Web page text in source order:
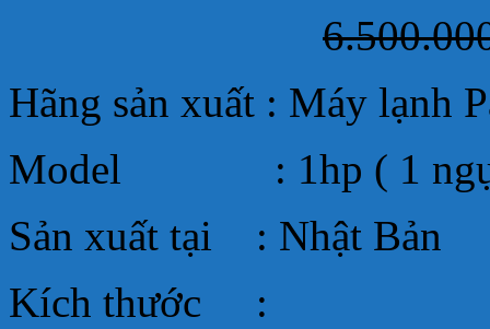
Hãng sản xuất : Máy lạnh
Model : 1hp ( 1
Sản xuất tại : Nhật Bản
Kích thước :